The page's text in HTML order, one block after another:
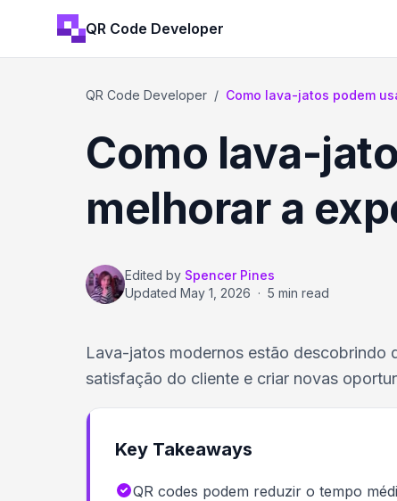
QR Code Developer
QR Code Developer / Como lava-jatos podem
Como lava-
melhorar a
Edited by Spencer Pines
Updated May 1, 2026 · 5 min read
Lava-jatos modernos estão descobrindo
satisfação do cliente e criar novas
Key Takeaways
QR codes podem reduzir o tempo